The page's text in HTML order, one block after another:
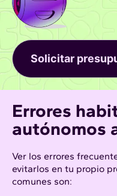
Solicitar
Errores
autónomos
Ver los errores
evitarlos en tu propio
comunes son: